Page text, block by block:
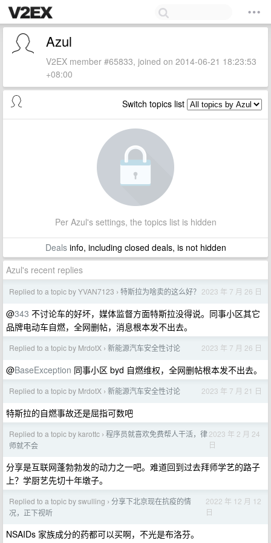
Azul
V2EX member #65833, joined on 2014-06-21 18:23:53
+08:00
Switch topics list
Per Azul's settings, the topics list is hidden
Dealsinfo, including closed deals, is not hidden
Azul's recent replies
Replied to a topic by YVAN7123 › 特斯拉为啥卖的这么好？ 2023 年 7 月 26 日
@343 不讨论车的好坏，媒体监督方面特斯拉没得说。同事小区其它
品牌电动车自燃，全网删帖，消息根本发不出去。
Replied to a topic by MrdotX › 新能源汽车安全性讨论 2023 年 7 月 26 日
@BaseException 同事小区 byd 自燃维权，全网删帖根本发不出去。
Replied to a topic by MrdotX › 新能源汽车安全性讨论 2023 年 7 月 21 日
特斯拉的自燃事故还是屈指可数吧
Replied to a topic by karottc › 程序员就喜欢免费帮人干活，律
师就不会
2023 年 2 月 24
日
分享是互联网蓬勃勃发的动力之一吧。难道回到过去拜师学艺的路子
上？学厨艺先切十年墩子。
Replied to a topic by swulling › 分享下北京现在抗疫的情
况，正下视听
2022 年 12 月 12
日
NSAIDs 家族成分的药都可以买啊，不光是布洛芬。